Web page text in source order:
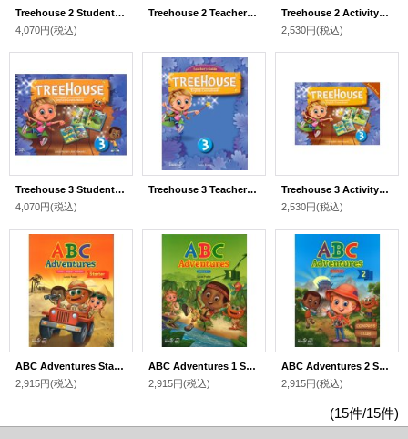
Treehouse 2 Student Book
4,070円(税込)
Treehouse 2 Teacher's Guide
Treehouse 2 Activitybook
2,530円(税込)
Treehouse 3 Student Book
4,070円(税込)
Treehouse 3 Teacher's Guide
Treehouse 3 Activitybook
2,530円(税込)
ABC Adventures Starter Student Book
2,915円(税込)
ABC Adventures 1 Student Book
2,915円(税込)
ABC Adventures 2 Student Book
2,915円(税込)
(15件/15件)